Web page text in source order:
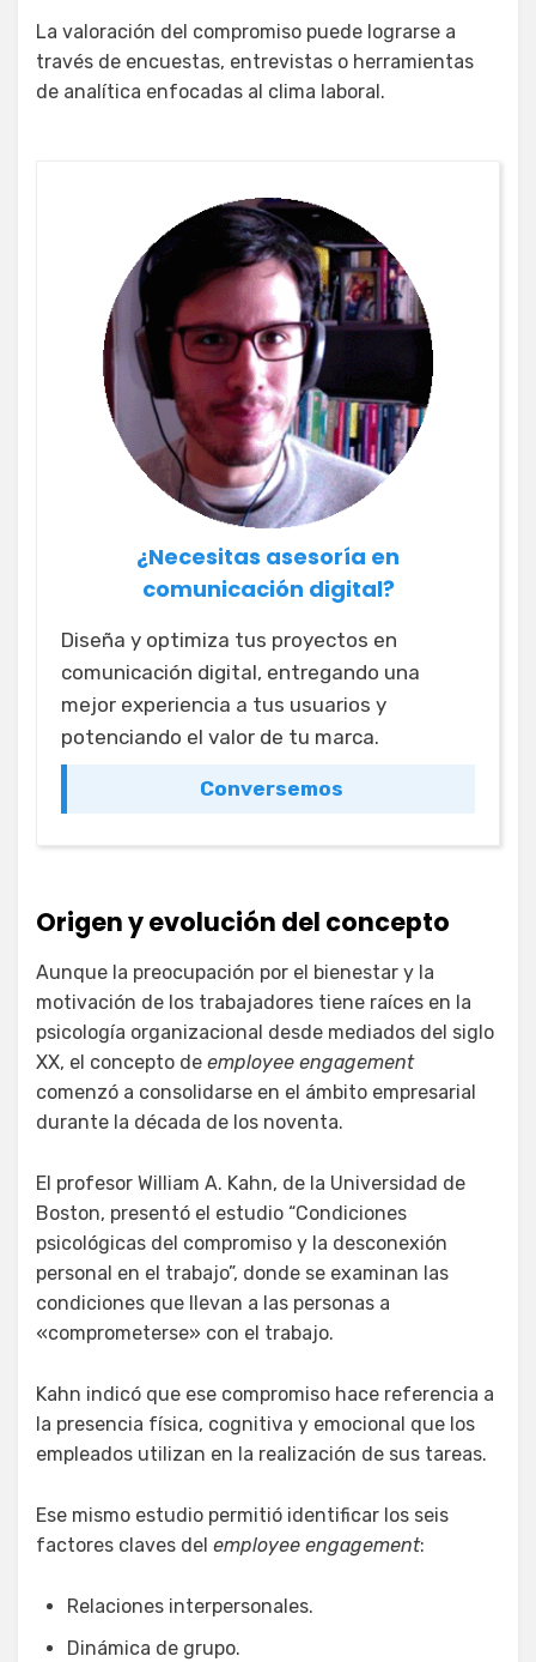
La valoración del compromiso puede lograrse a
través de encuestas, entrevistas o herramientas
de analítica enfocadas al clima laboral.
¿Necesitas asesoría en
comunicación digital?
Diseña y optimiza tus proyectos en
comunicación digital, entregando una
mejor experiencia a tus usuarios y
potenciando el valor de tu marca.
Conversemos
Origen y evolución del concepto
Aunque la preocupación por el bienestar y la
motivación de los trabajadores tiene raíces en la
psicología organizacional desde mediados del siglo
XX, el concepto de employee engagement
comenzó a consolidarse en el ámbito empresarial
durante la década de los noventa.
El profesor William A. Kahn, de la Universidad de
Boston, presentó el estudio “Condiciones
psicológicas del compromiso y la desconexión
personal en el trabajo”, donde se examinan las
condiciones que llevan a las personas a
«comprometerse» con el trabajo.
Kahn indicó que ese compromiso hace referencia a
la presencia física, cognitiva y emocional que los
empleados utilizan en la realización de sus tareas.
Ese mismo estudio permitió identificar los seis
factores claves del employee engagement:
Relaciones interpersonales.
Dinámica de grupo.